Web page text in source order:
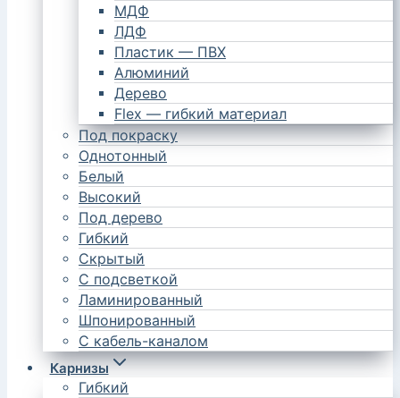
МДФ
ЛДФ
Пластик — ПВХ
Алюминий
Дерево
Flex — гибкий материал
Под покраску
Однотонный
Белый
Высокий
Под дерево
Гибкий
Скрытый
С подсветкой
Ламинированный
Шпонированный
С кабель-каналом
Карнизы
Гибкий